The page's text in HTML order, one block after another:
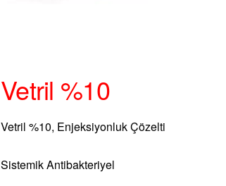
Vetril %10
Vetril %10, Enjeksiyonluk Çözelti
Sistemik Antibakteriyel